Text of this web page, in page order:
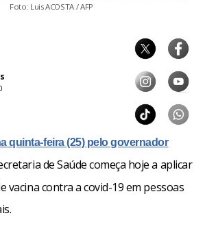
Foto: Luis ACOSTA / AFP
quinta-feira (25) pelo governador
de Saúde começa hoje a aplicar
vacina contra a covid-19 em pessoas